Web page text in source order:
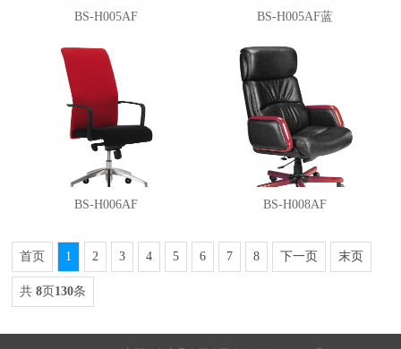
BS-H005AF BS-H005AF蓝
BS-H006AF BS-H008AF
首页 1 2 3 4 5 6 7 8 下一页 末页
共8页130条